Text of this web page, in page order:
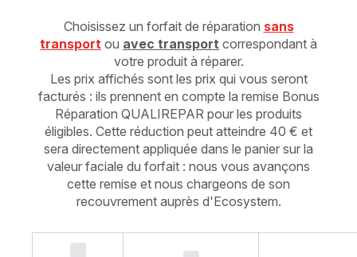
Choisissez un forfait de réparation sans
transport ou avec transport correspondant à
votre produit à réparer.
Les prix affichés sont les prix qui vous seront
facturés : ils prennent en compte la remise Bonus
Réparation QUALIREPAR pour les produits
éligibles. Cette réduction peut atteindre 40 € et
sera directement appliquée dans le panier sur la
valeur faciale du forfait : nous vous avançons
cette remise et nous chargeons de son
recouvrement auprès d'Ecosystem.